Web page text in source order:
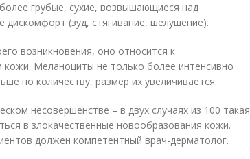
грубые, сухие, возвышающиеся над
(зуд, стягивание, шелушение).
возникновения, оно относится к
Меланоциты не только более интенсивно
по количеству, размер их увеличивается.
несовершенстве – в двух случаях из 100 такая
в злокачественные новообразования кожи.
должен компетентный врач-дерматолог.